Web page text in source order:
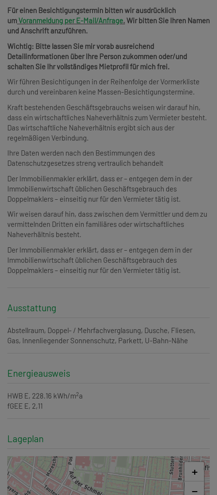
Für einen Besichtigungstermin bitten wir ausdrücklich
umVoranmeldung per E-Mail/Anfrage.Wir bitten Sie Ihren Namen
und Anschrift anzuführen.
Wichtig: Bitte lassen Sie mir vorab ausreichend
Detailinformationen über Ihre Person zukommen oder/und
schalten Sie Ihr vollständiges Mietprofil für mich frei.
Wir führen Besichtigungen in der Reihenfolge der Vormerkliste
durch und vereinbaren keine Massen-Besichtigungstermine.
Kraft bestehenden Geschäftsgebrauchs weisen wir darauf hin,
dass ein wirtschaftliches Naheverhältnis zum Vermieter besteht.
Das wirtschaftliche Naheverhältnis ergibt sich aus der
regelmäßigen Verbindung.
Ihre Daten werden nach den Bestimmungen des
Datenschutzgesetzes streng vertraulich behandelt
Der Immobilienmakler erklärt, dass er – entgegen dem in der
Immobilienwirtschaft üblichen Geschäftsgebrauch des
Doppelmaklers – einseitig nur für den Vermieter tätig ist.
Wir weisen darauf hin, dass zwischen dem Vermittler und dem zu
vermittelnden Dritten ein familiäres oder wirtschaftliches
Naheverhältnis besteht.
Der Immobilienmakler erklärt, dass er – entgegen dem in der
Immobilienwirtschaft üblichen Geschäftsgebrauch des
Doppelmaklers – einseitig nur für den Vermieter tätig ist.
Ausstattung
Abstellraum Doppel- / Mehrfachverglasung Dusche Fliesen
Gas Innenliegender Sonnenschutz Parkett U-Bahn-Nähe
Energieausweis
HWB E, 228.16 kWh/m2a
fGEE E, 2,11
Lageplan
+
−